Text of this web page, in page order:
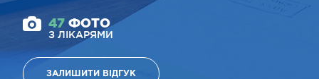
47 ФОТО
З ЛІКАРЯМИ
ЗАЛИШИТИ ВІДГУК